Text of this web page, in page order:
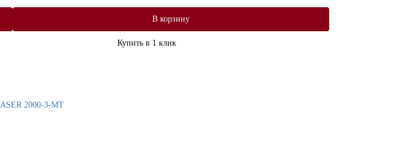
В корзину
Купить в 1 клик
2000-3-МТ